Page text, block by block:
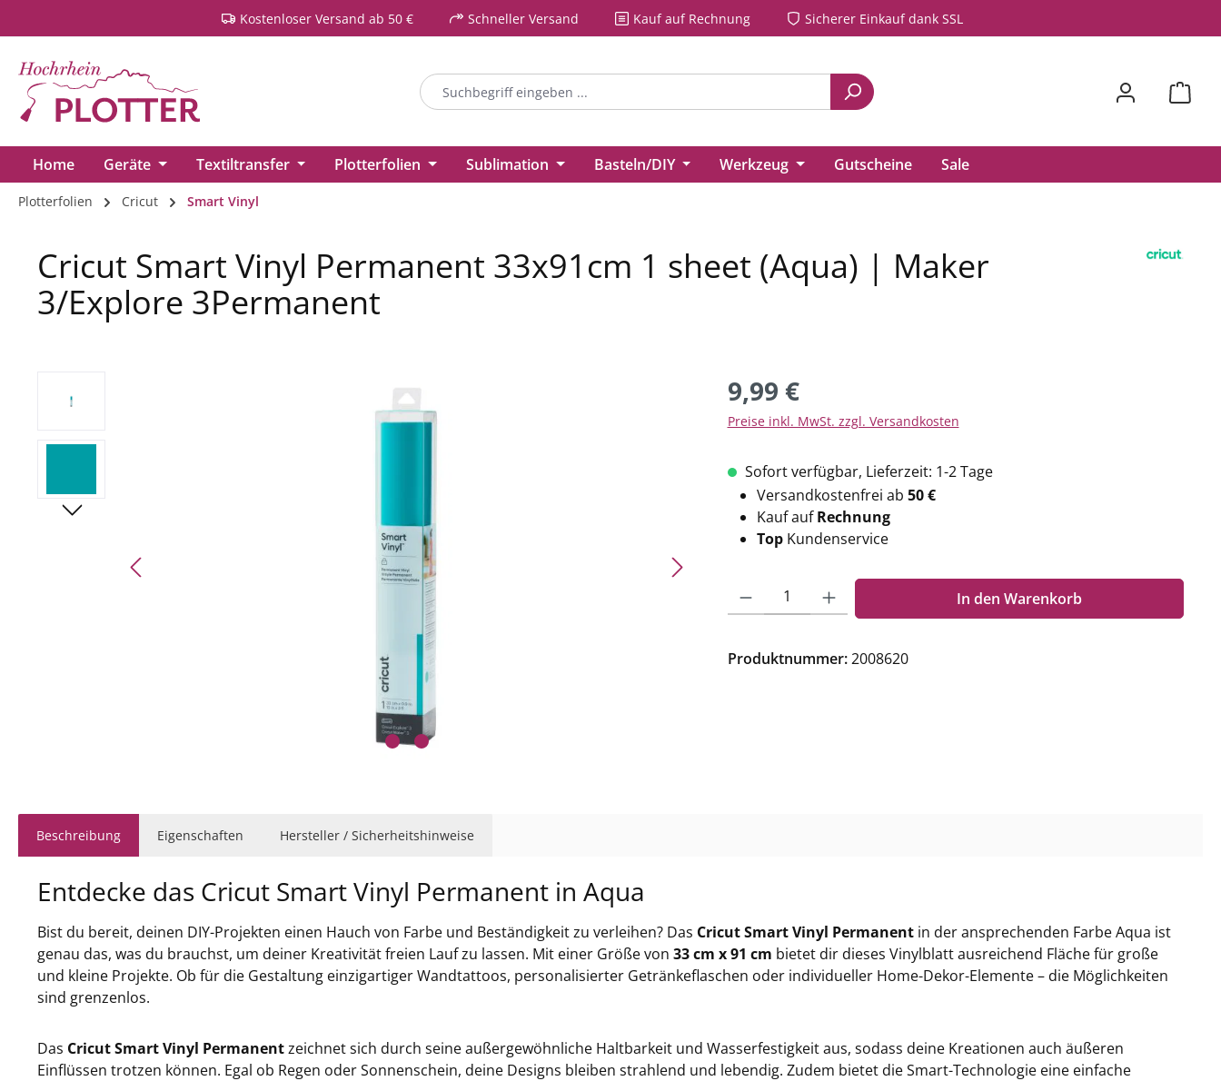
Zur Hauptnavigation springenKostenloser Versand ab 50 € Schneller Versand Kauf auf Rechnung Sicherer Einkauf dank SSL
Home Geräte Textiltransfer Plotterfolien Sublimation Basteln/DIY Werkzeug Gutscheine Sale
Plotterfolien Cricut Smart Vinyl
Cricut Smart Vinyl Permanent 33x91cm 1 sheet (Aqua) | Maker
3/Explore 3Permanent
9,99 €
Preise inkl. MwSt. zzgl. Versandkosten
Sofort verfügbar, Lieferzeit: 1-2 Tage
Versandkostenfrei ab 50 €
Kauf aufRechnung
TopKundenservice
Produkt Anzahl: Gib den gewünschten Wert ein oder benutze die Schaltflächen um die Anzahl zu
In den Warenkorb
Produktnummer:2008620
Beschreibung Eigenschaften Hersteller / Sicherheitshinweise
Entdecke das Cricut Smart Vinyl Permanent in Aqua
Bist du bereit, deinen DIY-Projekten einen Hauch von Farbe und Beständigkeit zu verleihen? Das Cricut Smart Vinyl Permanent in der ansprechenden Farbe Aqua ist
genau das, was du brauchst, um deiner Kreativität freien Lauf zu lassen. Mit einer Größe von 33 cm x 91 cm bietet dir dieses Vinylblatt ausreichend Fläche für große
und kleine Projekte. Ob für die Gestaltung einzigartiger Wandtattoos, personalisierter Getränkeflaschen oder individueller Home-Dekor-Elemente – die Möglichkeiten
sind grenzenlos.
Das Cricut Smart Vinyl Permanentzeichnet sich durch seine außergewöhnliche Haltbarkeit und Wasserfestigkeit aus, sodass deine Kreationen auch äußeren
Einflüssen trotzen können. Egal ob Regen oder Sonnenschein, deine Designs bleiben strahlend und lebendig. Zudem bietet die Smart-Technologie eine einfache